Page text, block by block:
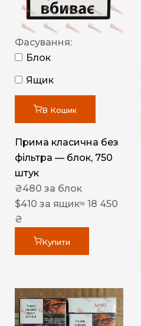
Фасування:
Блок
Ящик
В Кошик
Прима класична без
фільтра — блок, 750
штук
₴480 за блок
$410 за ящик≈ 18 450
₴
Купити